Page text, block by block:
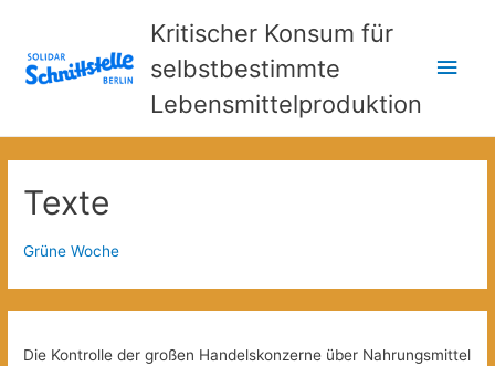
Kritischer Konsum für
selbstbestimmte
Lebensmittelproduktion
Texte
Grüne Woche
Die Kontrolle der großen Handelskonzerne über Nahrungsmittel